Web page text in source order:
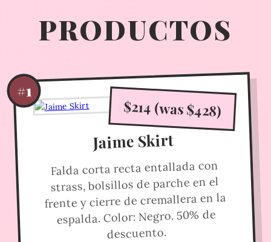
PRODUCTOS
#1
$214 (was $428)
Jaime Skirt
Falda corta recta entallada con
strass, bolsillos de parche en el
frente y cierre de cremallera en la
espalda. Color: Negro. 50% de
descuento.